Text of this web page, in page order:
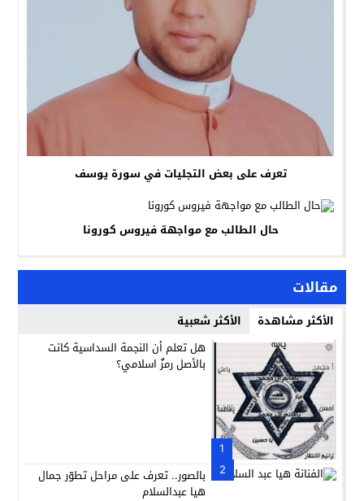
تعرف على بعض التجليات في سورة يوسف
حال الطالب مع مواجهة فيروس كورونا
مقالات
الأكثر مشاهدة الأكثر شعبية
1
هل تعلم أن النجمة السداسية كانت
بالأصل رمزٌ اسلامي؟
2
بالصور.. تعرف على مراحل تطوّر جمال
هيا عبدالسلام